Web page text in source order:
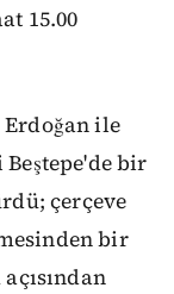
15.00
Erdoğan ile
Beştepe'de bir
çerçeve
bir